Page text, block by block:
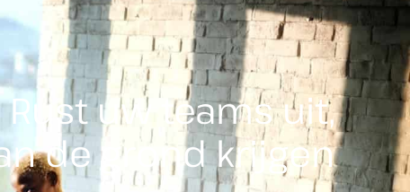
Rust uw teams uit,
de grond krijgen